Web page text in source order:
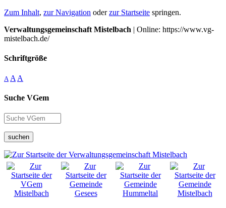
Zum Inhalt, zur Navigation oderzur Startseite springen.
Verwaltungsgemeinschaft Mistelbach | Online: https://www.vg-
mistelbach.de/
Schriftgröße
A A A
Suche VGem
suchen